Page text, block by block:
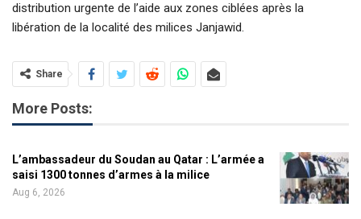
distribution urgente de l’aide aux zones ciblées après la
libération de la localité des milices Janjawid.
Share
More Posts:
L’ambassadeur du Soudan au Qatar : L’armée a
saisi 1300 tonnes d’armes à la milice
Aug 6, 2026